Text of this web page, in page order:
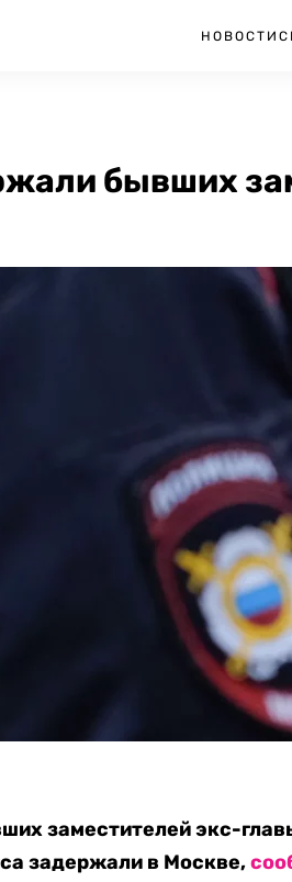
НОВОСТИ
бывших
заместителей экс-
задержали в Москве,